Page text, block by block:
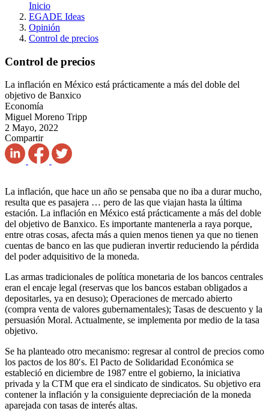
Inicio
EGADE Ideas
Opinión
Control de precios
Control de precios
La inflación en México está prácticamente a más del doble del
objetivo de Banxico
Economía
Miguel Moreno Tripp
2 Mayo, 2022
Compartir
La inflación, que hace un año se pensaba que no iba a durar mucho,
resulta que es pasajera … pero de las que viajan hasta la última
estación. La inflación en México está prácticamente a más del doble
del objetivo de Banxico. Es importante mantenerla a raya porque,
entre otras cosas, afecta más a quien menos tienen ya que no tienen
cuentas de banco en las que pudieran invertir reduciendo la pérdida
del poder adquisitivo de la moneda.
Las armas tradicionales de política monetaria de los bancos centrales
eran el encaje legal (reservas que los bancos estaban obligados a
depositarles, ya en desuso); Operaciones de mercado abierto
(compra venta de valores gubernamentales); Tasas de descuento y la
persuasión Moral. Actualmente, se implementa por medio de la tasa
objetivo.
Se ha planteado otro mecanismo: regresar al control de precios como
los pactos de los 80′s. El Pacto de Solidaridad Económica se
estableció en diciembre de 1987 entre el gobierno, la iniciativa
privada y la CTM que era el sindicato de sindicatos. Su objetivo era
contener la inflación y la consiguiente depreciación de la moneda
aparejada con tasas de interés altas.